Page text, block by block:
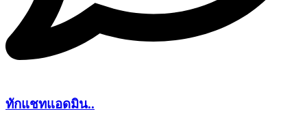
ทักแชทแอดมิน..